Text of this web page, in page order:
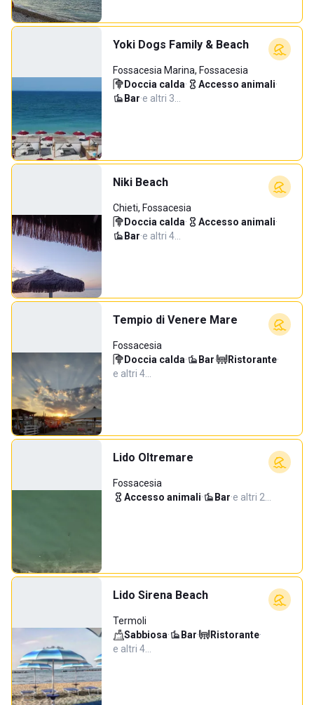
Yoki Dogs Family & Beach
Fossacesia Marina, Fossacesia
Doccia calda· Accesso animali·
Bar·e altri 3…
Niki Beach
Chieti, Fossacesia
Doccia calda· Accesso animali·
Bar·e altri 4…
Tempio di Venere Mare
Fossacesia
Doccia calda· Bar· Ristorante·
e altri 4…
Lido Oltremare
Fossacesia
Accesso animali· Bar·e altri 2…
Lido Sirena Beach
Termoli
Sabbiosa· Bar· Ristorante·
e altri 4…